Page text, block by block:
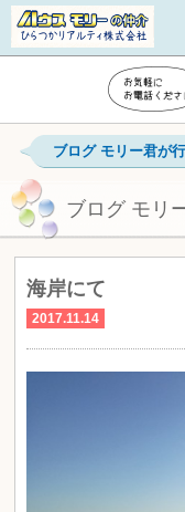
ブログ モリー君が
ブログ モリ
海岸にて
2017.11.14